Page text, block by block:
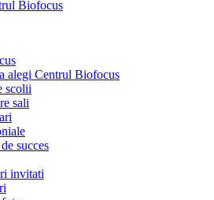
alegi Centrul Biofocus
scolii
sali
succes
invitati